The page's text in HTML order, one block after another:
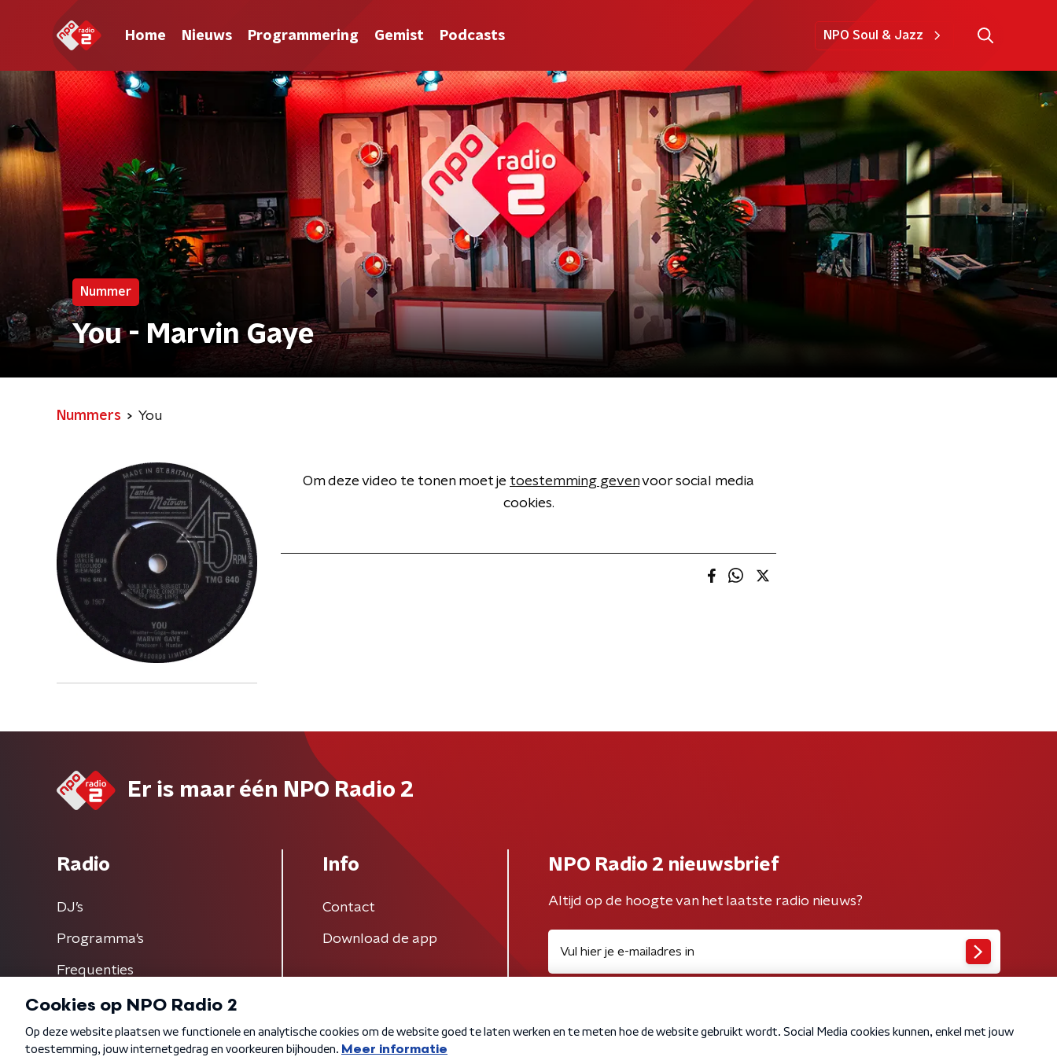
Home Nieuws Programmering Gemist Podcasts NPO Soul & Jazz
Nummer
You - Marvin Gaye
Nummers You
Om deze video te tonen moet je toestemming gevenvoor social media
cookies.
Er is maar één NPO Radio 2
Radio
DJ’s
Programma's
Frequenties
Info
Contact
Download de app
NPO Radio 2 nieuwsbrief
Altijd op de hoogte van het laatste radio nieuws?